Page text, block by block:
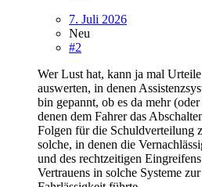
7. Juli 2026
Neu
#2
Wer Lust hat, kann ja mal
auswerten, in denen
bin gepannt, ob es da mehr
denen dem Fahrer das
Folgen für die Schuldverteilung
solche, in denen die
und des rechtzeitigen
Vertrauens in solche Systeme